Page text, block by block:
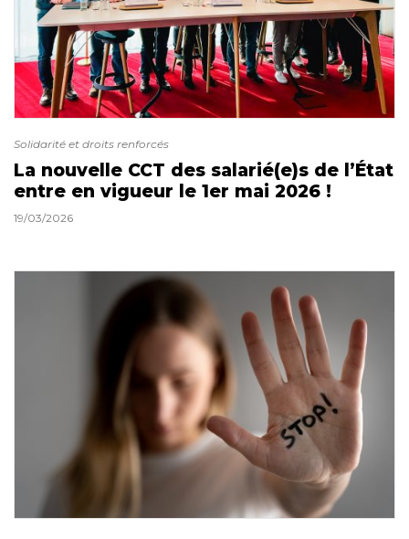
Solidarité et droits renforcés
La nouvelle CCT des salarié(e)s de l’État
entre en vigueur le 1er mai 2026 !
19/03/2026